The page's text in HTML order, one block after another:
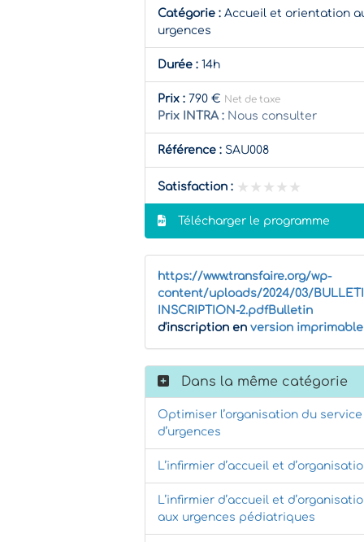
Catégorie : Accueil et orientation
urgences
Durée : 14h
Prix : 790 € Net de taxe
Prix INTRA : Nous consulter
Référence : SAU008
Satisfaction : ★★★★★
★★★★★
Télécharger le programme
https://www.transfaire.org/wp-
content/uploads/2024/03/
INSCRIPTION-2.pdfBulletin
d'inscription en version imprimable
Dans la même catégorie
Optimiser l’organisation du service
d’urgences
L’infirmier d’accueil et
L’infirmier d’accueil et
aux urgences pédiatriques